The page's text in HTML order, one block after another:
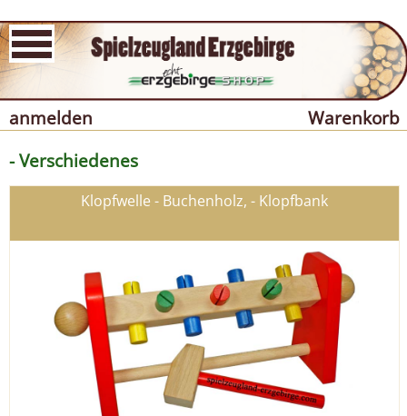
anmelden
Warenkorb
- Verschiedenes
Klopfwelle - Buchenholz, - Klopfbank